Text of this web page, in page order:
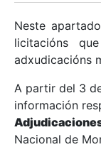
Mostrar/Ocultar
Mostrar/
Mostrar/
Neste
licitacións
adxudicacións
A partir del 3
información
Nacional de